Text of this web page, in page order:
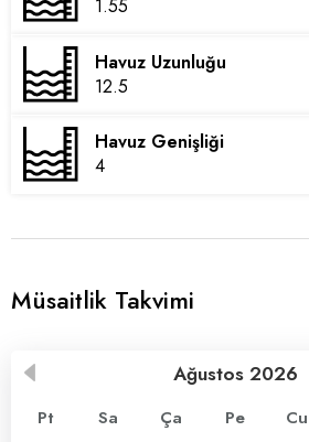
1.55
Havuz Uzunluğu
12.5
Havuz Genişliği
4
Müsaitlik Takvimi
Ağustos 2026
Pt Sa Ça Pe Cu